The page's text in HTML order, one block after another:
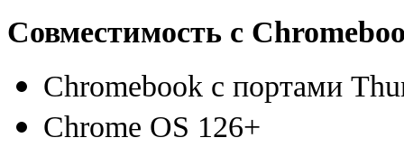
Совместимость с
Chromebook с портами
Chrome OS 126+